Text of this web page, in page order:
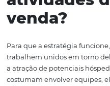
que eles avancem para
de nutrição de leads no
promovem esse estímulo
necessidade de longas
resultado é obtido